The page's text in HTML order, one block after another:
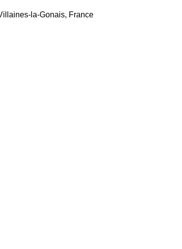
la-Gonais, France